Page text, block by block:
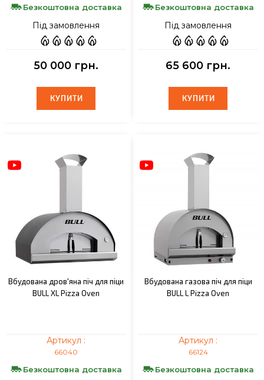
Безкоштовна доставка
Під замовлення
50 000 грн.
КУПИТИ
КУПИТИ
Безкоштовна доставка
Під замовлення
65 600 грн.
КУПИТИ
КУПИТИ
Вбудована дров'яна піч для піци
BULL XL Pizza Oven
Артикул :
66040
Безкоштовна доставка
Вбудована газова піч для піци
BULL L Pizza Oven
Артикул :
66124
Безкоштовна доставка